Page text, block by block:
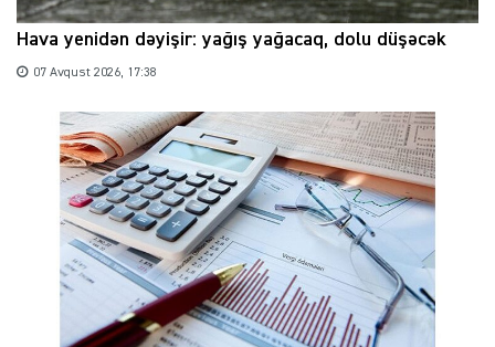
Hava yenidən dəyişir: yağış yağacaq, dolu düşəcək
07 Avqust 2026, 17:38